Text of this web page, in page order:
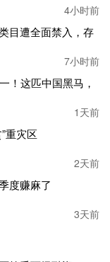
30美元
一张产品被切成两
根据当地和州法律
召回通知，均为Te
衣套装，召回编号
儿童造成烧伤的风
4小时前
目遭全面禁入，存
7小时前
！这匹中国黑马，
1天前
重灾区
2天前
度赚麻了
3天前